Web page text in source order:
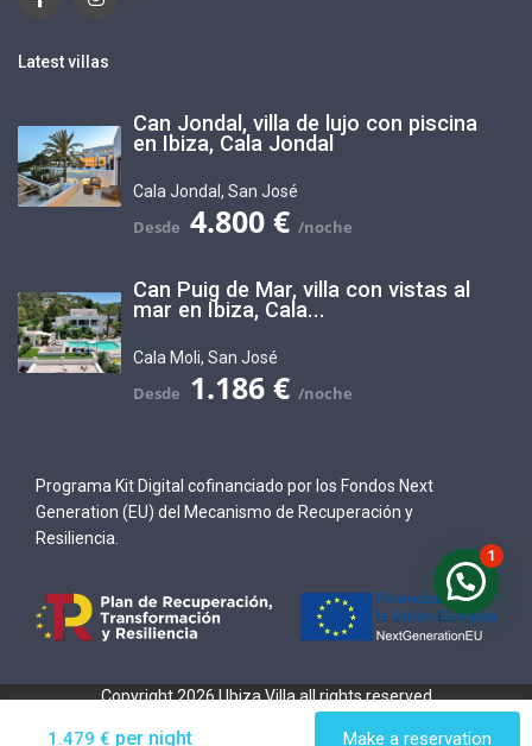
Latest villas
Can Jondal, villa de lujo con piscina
en Ibiza, Cala Jondal
Cala Jondal,San José
4.800 €
Can Puig de Mar, villa con vistas al
mar en Ibiza, Cala...
Cala Moli,San José
1.186 €
Programa Kit Digital cofinanciado por los Fondos Next
Generation (EU) del Mecanismo de Recuperación y
Resiliencia.
Copyright 2026 | Ibiza Villa all rights reserved
1
1.479 € per night Make a reservation